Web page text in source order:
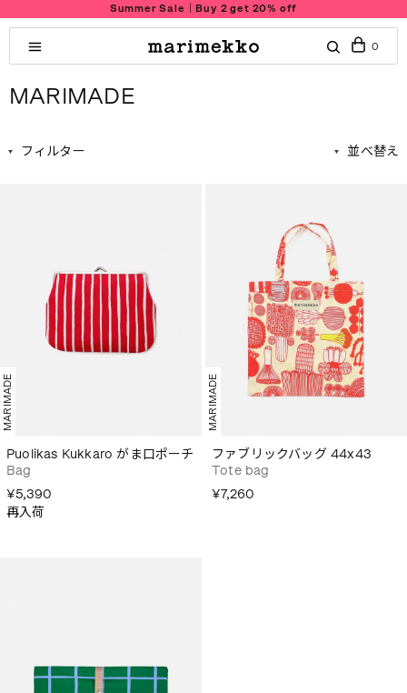
Summer Sale｜Buy 2 get 20% off
0
MARIMADE
フィルター 並べ替え
MARIMADE
Puolikas Kukkaro がま口ポーチ
Bag
¥5,390
再入荷
MARIMADE
ファブリックバッグ 44x43
Tote bag
¥7,260